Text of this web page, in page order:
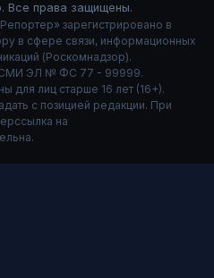
. Все права защищены.
зарегистрировано в
в сфере связи, информационных
(Роскомнадзор).
СМИ ЭЛ № ФС 77 - 99999.
для лиц старше 16 лет (16+).
с позицией редакции. При
на